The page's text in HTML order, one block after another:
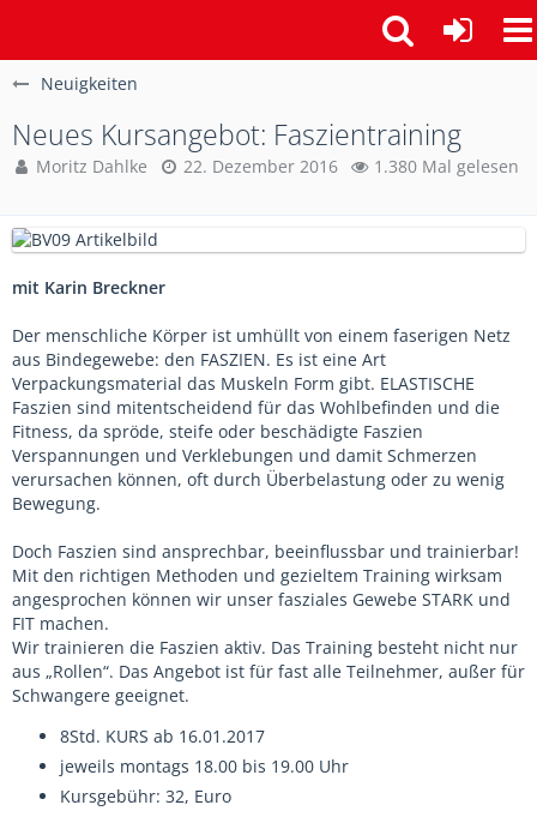
Neuigkeiten
Neues Kursangebot: Faszientraining
Moritz Dahlke 22. Dezember 2016 1.380 Mal gelesen
mit Karin Breckner
Der menschliche Körper ist umhüllt von einem faserigen Netz
aus Bindegewebe: den FASZIEN. Es ist eine Art
Verpackungsmaterial das Muskeln Form gibt. ELASTISCHE
Faszien sind mitentscheidend für das Wohlbefinden und die
Fitness, da spröde, steife oder beschädigte Faszien
Verspannungen und Verklebungen und damit Schmerzen
verursachen können, oft durch Überbelastung oder zu wenig
Bewegung.
Doch Faszien sind ansprechbar, beeinflussbar und trainierbar!
Mit den richtigen Methoden und gezieltem Training wirksam
angesprochen können wir unser fasziales Gewebe STARK und
FIT machen.
Wir trainieren die Faszien aktiv. Das Training besteht nicht nur
aus „Rollen“. Das Angebot ist für fast alle Teilnehmer, außer für
Schwangere geeignet.
8Std. KURS ab 16.01.2017
jeweils montags 18.00 bis 19.00 Uhr
Kursgebühr: 32, Euro